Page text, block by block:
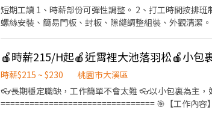
短期工讀 1、時薪部份可彈性調整。 2、打工時間按排
螺絲安裝、簡易門板、封板、隙縫調整組裝、外觀清潔
時薪$215 ~ $230
桃園市大溪區
👓長期穩定職缺，工作簡單不會太難 👓以小包裏為主
================================ 🎯【工作內容】：知名網路購物商品簡易理貨作業，點貨、刷驗、包裝。 🎯【工作地